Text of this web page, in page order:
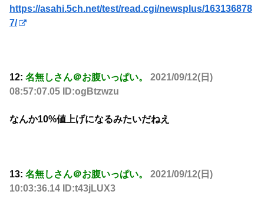
https://asahi.5ch.net/test/read.cgi/newsplus/163136878
7/
12: 名無しさん＠お腹いっぱい。
2021/09/12(日)
08:57:07.05 ID:ogBtzwzu
なんか10%値上げになるみたいだねえ
13: 名無しさん＠お腹いっぱい。
2021/09/12(日)
10:03:36.14 ID:t43jLUX3